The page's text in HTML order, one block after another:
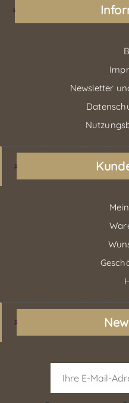
Newsletter